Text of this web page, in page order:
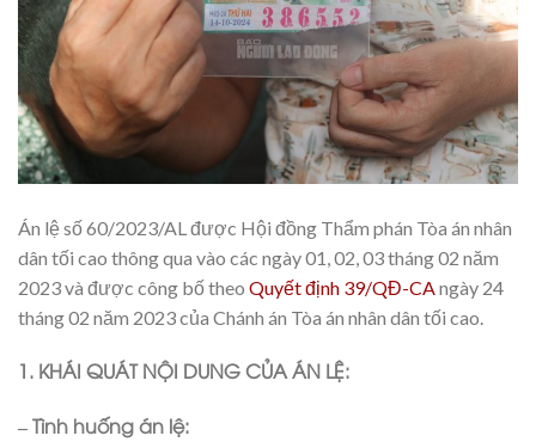
Án lệ số 60/2023/AL được Hội đồng Thẩm phán Tòa án nhân
dân tối cao thông qua vào các ngày 01, 02, 03 tháng 02 năm
2023 và được công bố theo Quyết định 39/QĐ-CA ngày 24
tháng 02 năm 2023 của Chánh án Tòa án nhân dân tối cao.
1. KHÁI QUÁT NỘI DUNG CỦA ÁN LỆ:
– Tình huống án lệ: